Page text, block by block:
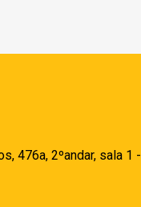
476a, 2ºandar, sala 1 -